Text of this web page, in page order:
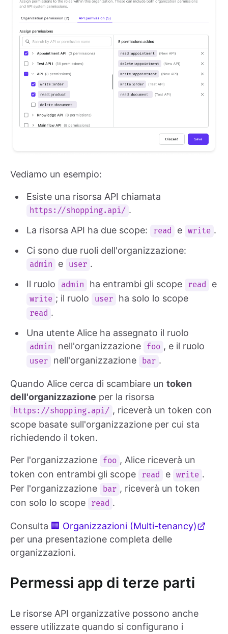
Vediamo un esempio:
Esiste una risorsa API chiamata
https://shopping.api/ .
La risorsa API ha due scope:
read e write .
Ci sono due ruoli dell'organizzazione:
admin e user .
Il ruolo
admin ha entrambi gli scope read e
write ; il ruolo user ha solo lo scope
read .
Una utente Alice ha assegnato il ruolo
admin nell'organizzazione foo , e il ruolo
user nell'organizzazione bar .
Quando Alice cerca di scambiare un token
dell'organizzazione per la risorsa
https://shopping.api/ , riceverà un token con
scope basate sull'organizzazione per cui sta
richiedendo il token.
Per l'organizzazione foo , Alice riceverà un
token con entrambi gli scope
read e write .
Per l'organizzazione
bar , riceverà un token
con solo lo scope
read .
Consulta 🏢 Organizzazioni (Multi-tenancy)
per una presentazione completa delle
organizzazioni.
Permessi app di terze parti
Le risorse API organizzative possono anche
essere utilizzate quando si configurano i